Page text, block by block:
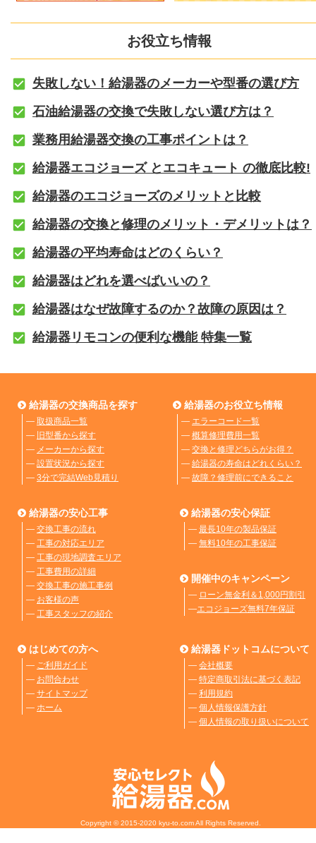
お役立ち情報
失敗しない！給湯器のメーカーや型番の選び方
石油給湯器の交換で失敗しない選び方は？
業務用給湯器交換の工事ポイントは？
給湯器エコジョーズ とエコキュート の徹底比較!
給湯器のエコジョーズのメリットと比較
給湯器の交換と修理のメリット・デメリットは？
給湯器の平均寿命はどのくらい？
給湯器はどれを選べばいいの？
給湯器はなぜ故障するのか？故障の原因は？
給湯器リモコンの便利な機能 特集一覧
給湯器の交換商品を探す
― 取扱商品一覧
― 旧型番から探す
― メーカーから探す
― 設置状況から探す
― 3分で完結Web見積り
給湯器のお役立ち情報
― エラーコード一覧
― 概算修理費用一覧
― 交換と修理どちらがお得？
― 給湯器の寿命はどれくらい？
― 故障？修理前にできること
給湯器の安心工事
― 交換工事の流れ
― 工事の対応エリア
― 工事の現地調査エリア
― 工事費用の詳細
― 交換工事の施工事例
― お客様の声
― 工事スタッフの紹介
給湯器の安心保証
― 最長10年の製品保証
― 無料10年の工事保証
開催中のキャンペーン
― ローン無金利＆1,000円割引
―エコジョーズ無料7年保証
はじめての方へ
― ご利用ガイド
― お問合わせ
― サイトマップ
― ホーム
給湯器ドットコムについて
― 会社概要
― 特定商取引法に基づく表記
― 利用規約
― 個人情報保護方針
― 個人情報の取り扱いについて
Copyright © 2015-2020 kyu-to.com All Rights Reserved.